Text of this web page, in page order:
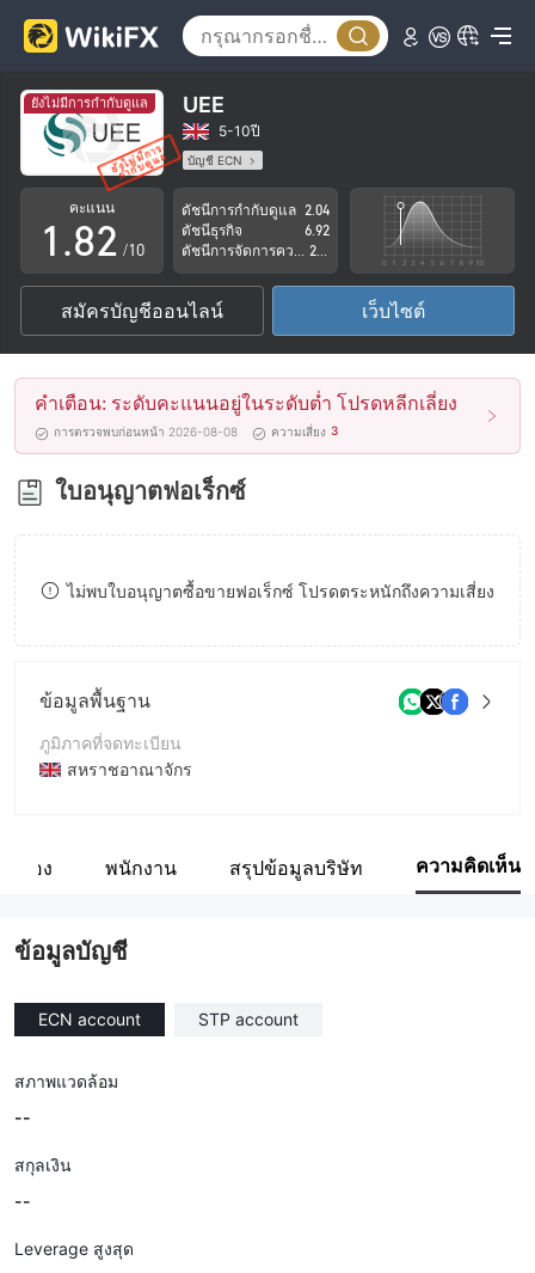
ยังไม่มีการกำกับดูแล UEE
5-10ปี
บัญชี ECN
ใบอนุญาตในการกำกับดูแลกำลังถูกตั้งข้อสงสัย
กลุ่มธุรกิจที่ต้องสงสัย
ระวังความเสี่ยงอันตรายที่อาจจะซ่อนอยู่
คะแนน
0
1
2
3
4
5
6
7
8
.
4
5
6
7
8
9
0
1
2
3
4
5
6
7
8
9
/10
ดัชนีการกำกับดูแล 2.04
ดัชนีธุรกิจ
6.92
สมัครบัญชีออนไลน์ เว็บไซต์
คำเตือน: ระดับคะแนนอยู่ในระดับต่ำ โปรดหลีกเลี่ยง
การตรวจพบก่อนหน้า 2026-08-08 ความเสี่ยง 3
ใบอนุญาตฟอเร็กซ์
ไม่พบใบอนุญาตซื้อขายฟอเร็กซ์ โปรดตระหนักถึงความเสี่ยง
ข้อมูลพื้นฐาน
ภูมิภาคที่จดทะเบียน
สหราชอาณาจักร
ชื่อบริษัท
วข้อง พนักงาน สรุปข้อมูลบริษัท ความคิดเห็น
ข้อมูลบัญชี
ECN account STP account
สภาพแวดล้อม
--
สกุลเงิน
--
Leverage สูงสุด